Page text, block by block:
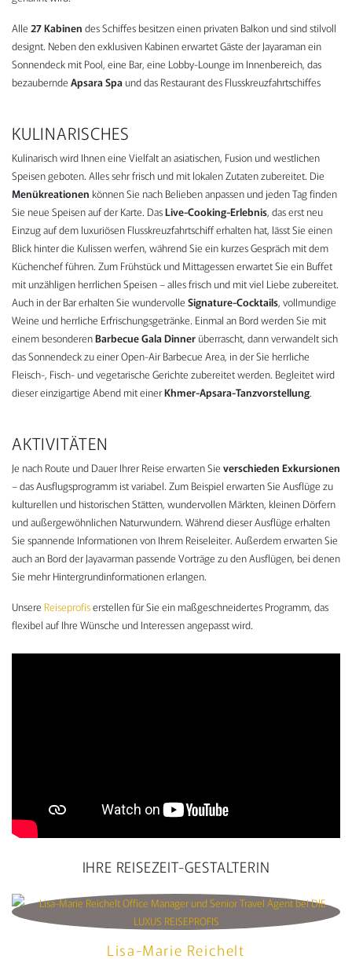
Alle 27 Kabinen des Schiffes besitzen einen privaten Balkon und sind stilvoll
designt. Neben den exklusiven Kabinen erwartet Gäste der Jayaraman ein
Sonnendeck mit Pool, eine Bar, eine Lobby-Lounge im Innenbereich, das
bezaubernde Apsara Spa und das Restaurant des Flusskreuzfahrtschiffes
KULINARISCHES
Kulinarisch wird Ihnen eine Vielfalt an asiatischen, Fusion und westlichen
Speisen geboten. Alles sehr frisch und mit lokalen Zutaten zubereitet. Die
Menükreationen können Sie nach Belieben anpassen und jeden Tag finden
Sie neue Speisen auf der Karte. DasLive-Cooking-Erlebnis, das erst neu
Einzug auf dem luxuriösen Flusskreuzfahrtschiff erhalten hat, lässt Sie einen
Blick hinter die Kulissen werfen, während Sie ein kurzes Gespräch mit dem
Küchenchef führen. Zum Frühstück und Mittagessen erwartet Sie ein Buffet
mit unzähligen herrlichen Speisen – alles frisch und mit viel Liebe zubereitet.
Auch in der Bar erhalten Sie wundervolle Signature-Cocktails, vollmundige
Weine und herrliche Erfrischungsgetränke. Einmal an Bord werden Sie mit
einem besonderenBarbecue Gala Dinner überrascht, dann verwandelt sich
das Sonnendeck zu einer Open-Air Barbecue Area, in der Sie herrliche
Fleisch-, Fisch- und vegetarische Gerichte zubereitet werden. Begleitet wird
dieser einzigartige Abend mit einerKhmer-Apsara-Tanzvorstellung.
AKTIVITÄTEN
Je nach Route und Dauer Ihrer Reise erwarten Sie verschieden Exkursionen
– das Ausflugsprogramm ist variabel. Zum Beispiel erwarten Sie Ausflüge zu
kulturellen und historischen Stätten, wundervollen Märkten, kleinen Dörfern
und außergewöhnlichen Naturwundern. Während dieser Ausflüge erhalten
Sie spannende Informationen von Ihrem Reiseleiter. Außerdem erwarten Sie
auch an Bord der Jayavarman passende Vorträge zu den Ausflügen, bei denen
Sie mehr Hintergrundinformationen erlangen.
Unsere Reiseprofiserstellen für Sie ein maßgeschneidertes Programm, das
flexibel auf Ihre Wünsche und Interessen angepasst wird.
IHRE REISEZEIT-GESTALTERIN
Lisa-Marie Reichelt